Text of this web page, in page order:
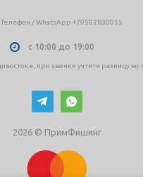
Телефон / WhatsApp +79502830055
с 10:00 до 19:00
при звонке учтите разницу во
2026 © ПримФишинг